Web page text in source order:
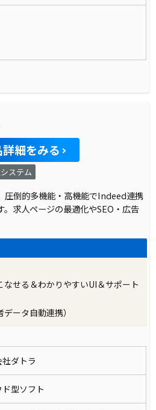
細をみる
ステム
圧倒的多機能・高機能でIndeed連携
求人ページの最適化やSEO・広告
せる＆わかりやすいUI＆サポート
ータ自動連携）
ダトラ
ド型ソフト